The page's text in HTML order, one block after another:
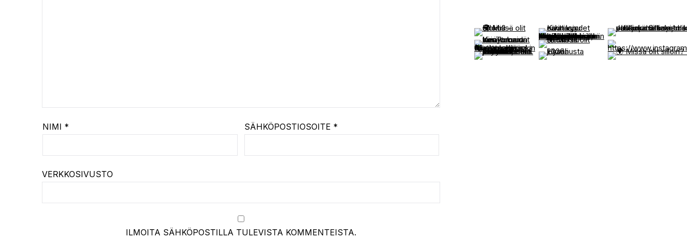
NIMI * SÄHKÖPOSTIOSOITE *
VERKKOSIVUSTO
ILMOITA SÄHKÖPOSTILLA TULEVISTA KOMMENTEISTA.